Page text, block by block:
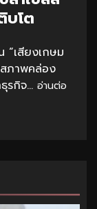
บโต
“เสียงเกษม
สภาพคล่อง
รกิจ... อ่านต่อ